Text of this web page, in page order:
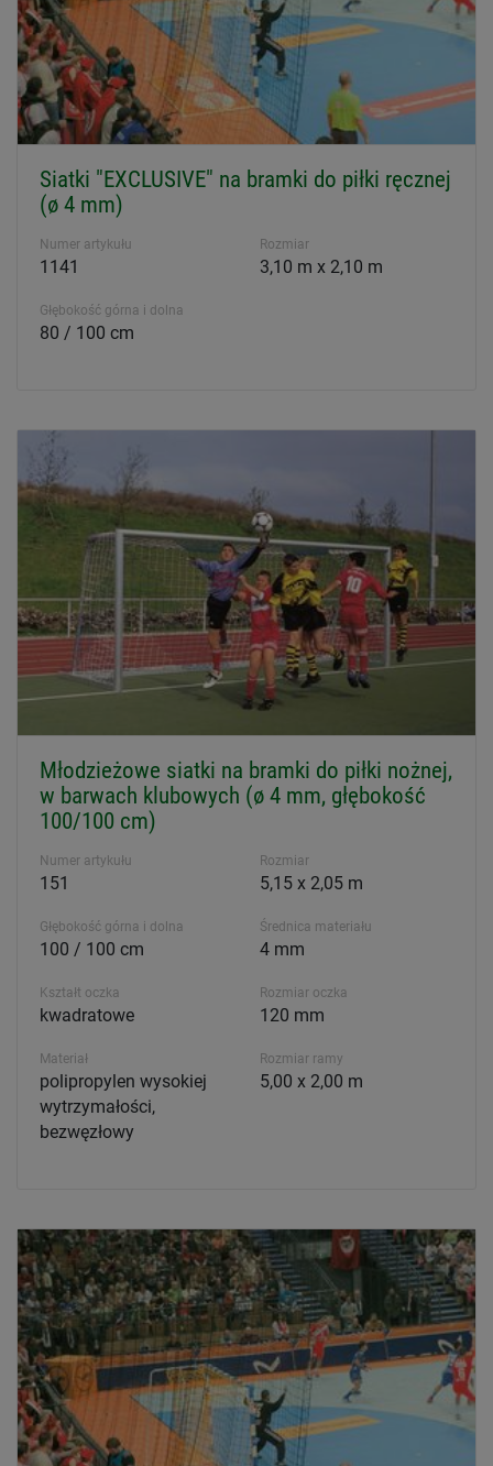
Siatki "EXCLUSIVE" na bramki do piłki ręcznej
(ø 4 mm)
Numer artykułu
1141
Rozmiar
3,10 m x 2,10 m
Głębokość górna i dolna
80 / 100 cm
Młodzieżowe siatki na bramki do piłki nożnej,
w barwach klubowych (ø 4 mm, głębokość
100/100 cm)
Numer artykułu
151
Rozmiar
5,15 x 2,05 m
Głębokość górna i dolna
100 / 100 cm
Średnica materiału
4 mm
Kształt oczka
kwadratowe
Rozmiar oczka
120 mm
Materiał
polipropylen wysokiej
wytrzymałości,
bezwęzłowy
Rozmiar ramy
5,00 x 2,00 m